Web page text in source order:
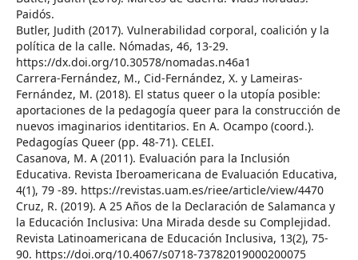
Paidós.
Butler, Judith (2017). Vulnerabilidad corporal, coalición y la
política de la calle. Nómadas, 46, 13-29.
https://dx.doi.org/10.30578/nomadas.n46a1
Carrera-Fernández, M., Cid-Fernández, X. y Lameiras-
Fernández, M. (2018). El status queer o la utopía posible:
aportaciones de la pedagogía queer para la construcción de
nuevos imaginarios identitarios. En A. Ocampo (coord.).
Pedagogías Queer (pp. 48-71). CELEI.
Casanova, M. A (2011). Evaluación para la Inclusión
Educativa. Revista Iberoamericana de Evaluación Educativa,
4(1), 79 -89. https://revistas.uam.es/riee/article/view/4470
Cruz, R. (2019). A 25 Años de la Declaración de Salamanca y
la Educación Inclusiva: Una Mirada desde su Complejidad.
Revista Latinoamericana de Educación Inclusiva, 13(2), 75-
90. https://doi.org/10.4067/s0718-73782019000200075